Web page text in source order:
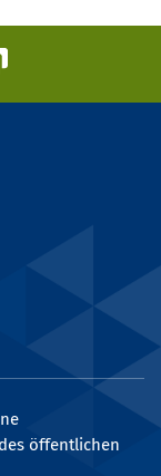
kopieren
öffentlichen